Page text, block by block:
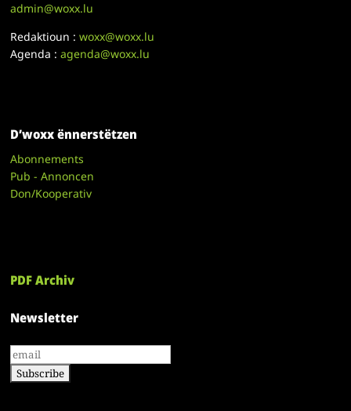
admin@woxx.lu
Redaktioun :woxx@woxx.lu
Agenda :agenda@woxx.lu
D’woxx ënnerstëtzen
Abonnements
Pub - Annoncen
Don/Kooperativ
PDF Archiv
Newsletter